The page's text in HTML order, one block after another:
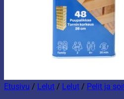
Etusivu / Lelut / Lelut / Pelit ja